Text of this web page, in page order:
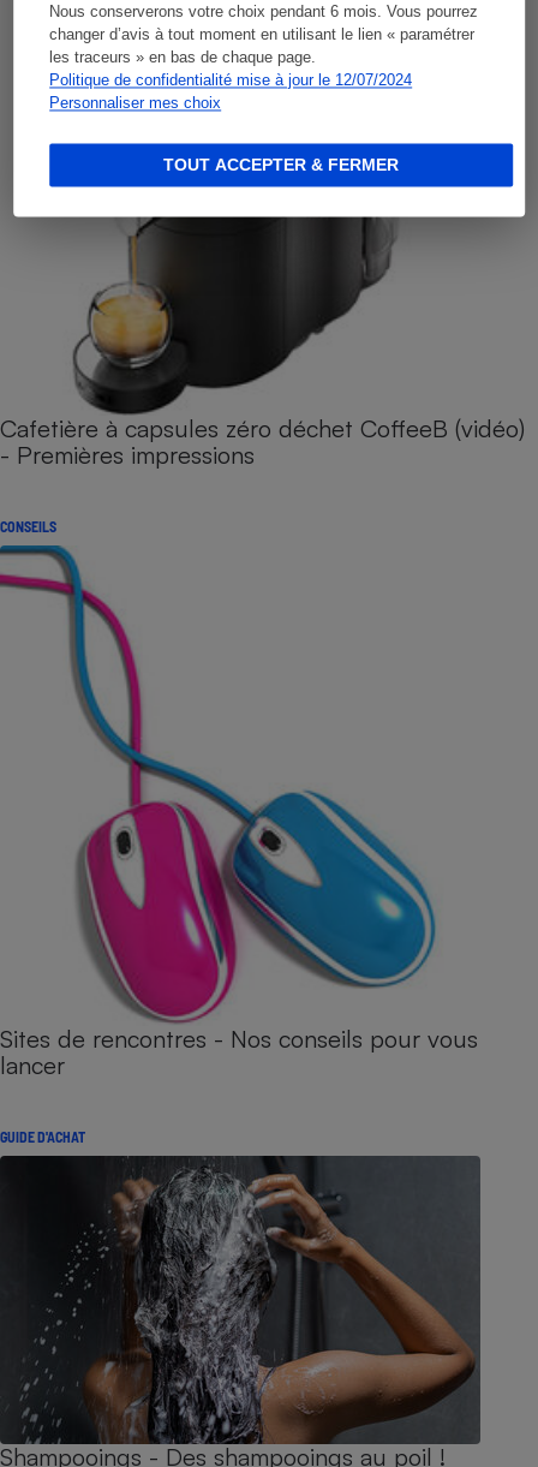
Nous conserverons votre choix pendant 6 mois. Vous pourrez
changer d’avis à tout moment en utilisant le lien « paramétrer
les traceurs » en bas de chaque page.
Politique de confidentialité mise à jour le 12/07/2024
Personnaliser mes choix
TOUT ACCEPTER & FERMER
Cafetière à capsules zéro déchet CoffeeB (vidéo)
- Premières impressions
CONSEILS
Sites de rencontres - Nos conseils pour vous
lancer
GUIDE D'ACHAT
Shampooings - Des shampooings au poil !